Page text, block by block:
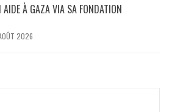
À GAZA VIA SA FONDATION
2026